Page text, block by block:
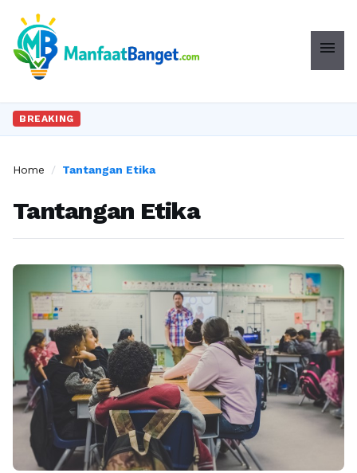
menu
BREAKING
Home / Tantangan Etika
Tantangan Etika